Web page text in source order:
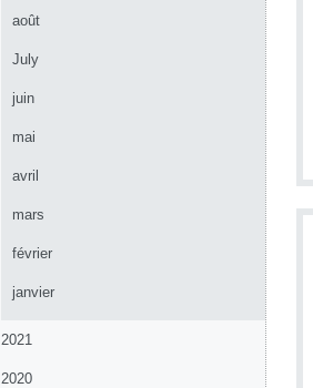
août
July
juin
mai
avril
mars
février
janvier
2021
2020